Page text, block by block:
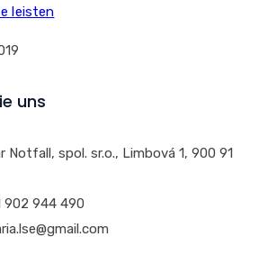
leisten
uns
Notfall, spol. sr.o., Limbová 1, 900 91
902 944 490